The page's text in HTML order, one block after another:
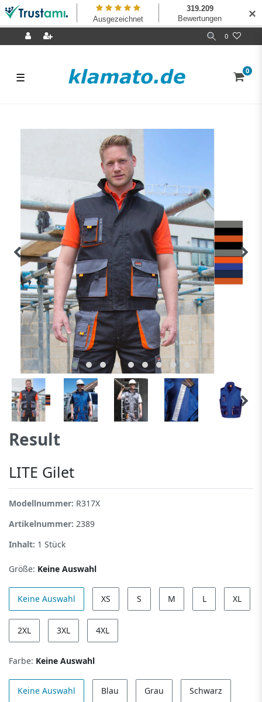
0
☰ 0
Result
LITE Gilet
Modellnummer: R317X
Artikelnummer: 2389
Inhalt: 1 Stück
Größe: Keine Auswahl
Keine Auswahl XS S M L XL
2XL 3XL 4XL
Farbe: Keine Auswahl
Keine Auswahl Blau Grau Schwarz
✕